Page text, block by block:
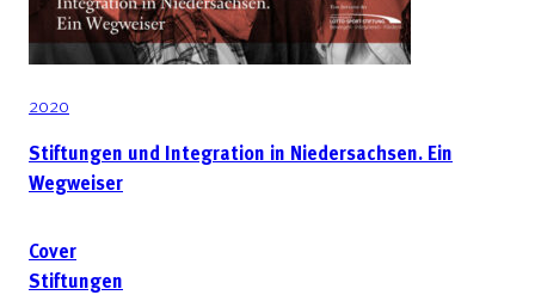
2020
Stiftungen und Integration in Niedersachsen. Ein
Wegweiser
Cover
Stiftungen